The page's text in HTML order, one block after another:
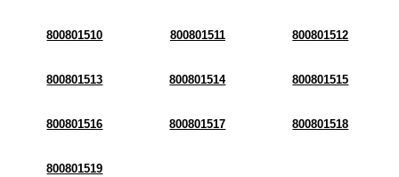
800801510 800801511 800801512
800801513 800801514 800801515
800801516 800801517 800801518
800801519